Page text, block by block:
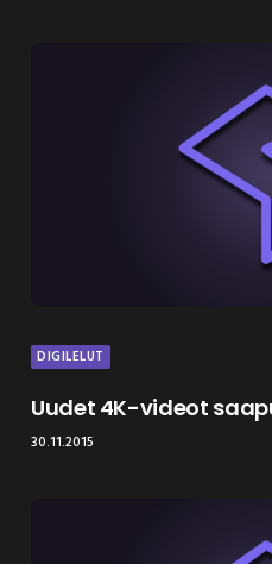
DIGILELUT
Uudet 4K-videot
30.11.2015